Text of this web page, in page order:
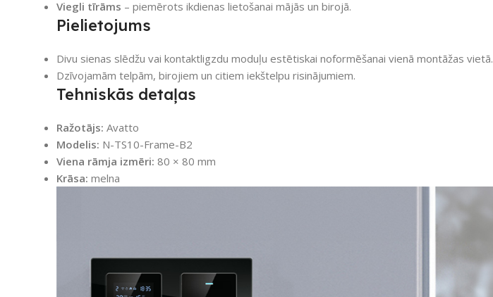
Viegli tīrāms – piemērots ikdienas lietošanai mājās un birojā.
Pielietojums
Divu sienas slēdžu vai kontaktligzdu moduļu estētiskai noformēšanai vienā montāžas vietā.
Dzīvojamām telpām, birojiem un citiem iekštelpu risinājumiem.
Tehniskās detaļas
Ražotājs: Avatto
Modelis: N-TS10-Frame-B2
Viena rāmja izmēri: 80 × 80 mm
Krāsa: melna